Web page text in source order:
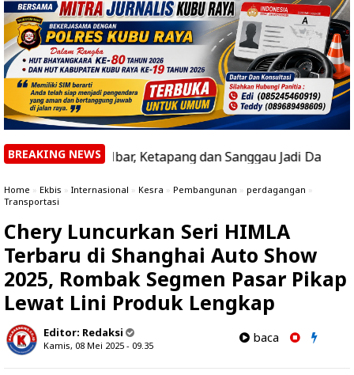
BREAKING NEWS
Kalbar, Ketapang dan Sanggau Jadi Daerah dengan
Home » Ekbis » Internasional » Kesra » Pembangunan » perdagangan »
Transportasi
Chery Luncurkan Seri HIMLA
Terbaru di Shanghai Auto Show
2025, Rombak Segmen Pasar Pikap
Lewat Lini Produk Lengkap
Editor: Redaksi
Kamis, 08 Mei 2025 - 09.35
baca